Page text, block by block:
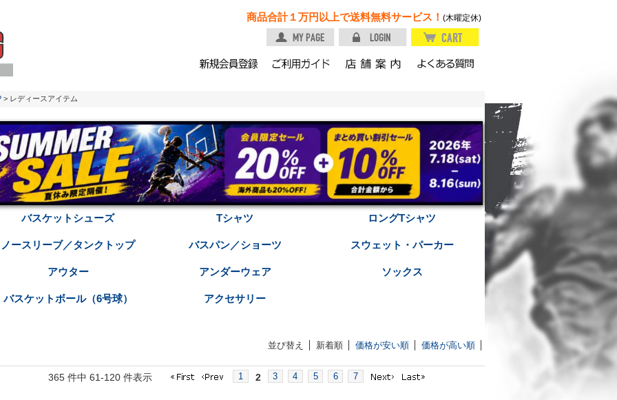
商品合計１万円以上で送料無料サービス！ (木曜定休)
> レディースアイテム
バスケットシューズ Tシャツ ロングTシャツ
ノースリーブ／タンクトップ バスパン／ショーツ スウェット・パーカー
アウター アンダーウェア ソックス
バスケットボール（6号球） アクセサリー
並び替え 新着順 価格が安い順 価格が高い順
365 件中 61-120 件表示 1 2 3 4 5 6 7